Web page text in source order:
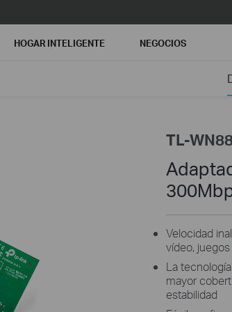
HOGAR INTELIGENTE NEGOCIOS
TL-
Velocidad
vídeo,
La
mayor
estabilidad